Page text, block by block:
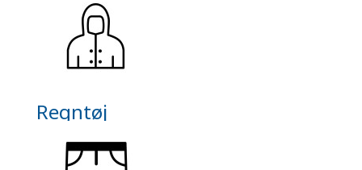
Regntøj